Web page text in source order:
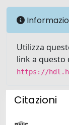
Utilizza
link a questo
https://
Citazioni